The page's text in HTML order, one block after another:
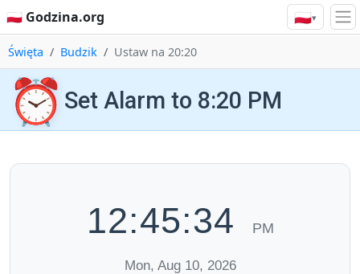
🇵🇱 Godzina.org 🇵🇱▾
Święta Budzik Ustaw na 20:20
⏰ Set Alarm to 8:20 PM
12:45:35 PM
Mon, Aug 10, 2026